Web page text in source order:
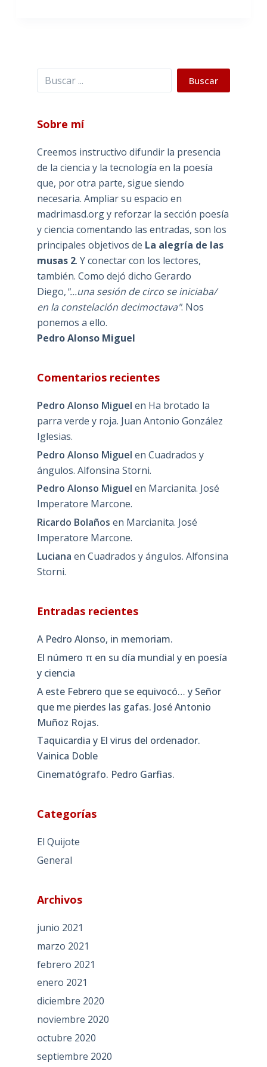
Buscar Buscar
Sobre mí
Creemos instructivo difundir la presencia
de la ciencia y la tecnología en la poesía
que, por otra parte, sigue siendo
necesaria. Ampliar su espacio en
madrimasd.org y reforzar la sección poesía
y ciencia comentando las entradas, son los
principales objetivos de La alegría de las
musas 2. Y conectar con los lectores,
también. Como dejó dicho Gerardo
Diego,"...una sesión de circo se iniciaba/
en la constelación decimoctava". Nos
ponemos a ello.
Pedro Alonso Miguel
Comentarios recientes
Pedro Alonso Miguel en Ha brotado la
parra verde y roja. Juan Antonio González
Iglesias.
Pedro Alonso Miguel en Cuadrados y
ángulos. Alfonsina Storni.
Pedro Alonso Miguel en Marcianita. José
Imperatore Marcone.
Ricardo Bolaños en Marcianita. José
Imperatore Marcone.
Luciana en Cuadrados y ángulos. Alfonsina
Storni.
Entradas recientes
A Pedro Alonso, in memoriam.
El número π en su día mundial y en poesía
y ciencia
A este Febrero que se equivocó… y Señor
que me pierdes las gafas. José Antonio
Muñoz Rojas.
Taquicardia y El virus del ordenador.
Vainica Doble
Cinematógrafo. Pedro Garfias.
Categorías
El Quijote
General
Archivos
junio 2021
marzo 2021
febrero 2021
enero 2021
diciembre 2020
noviembre 2020
octubre 2020
septiembre 2020